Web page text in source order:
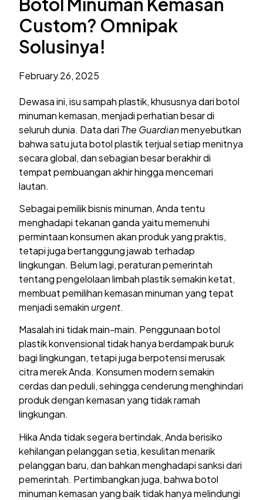
Custom? Omnipak
Solusinya!
February 26, 2025
Dewasa ini, isu sampah plastik, khususnya dari botol
minuman kemasan, menjadi perhatian besar di
seluruh dunia. Data dari The Guardianmenyebutkan
bahwa satu juta botol plastik terjual setiap menitnya
secara global, dan sebagian besar berakhir di
tempat pembuangan akhir hingga mencemari
lautan.
Sebagai pemilik bisnis minuman, Anda tentu
menghadapi tekanan ganda yaitu memenuhi
permintaan konsumen akan produk yang praktis,
tetapi juga bertanggung jawab terhadap
lingkungan. Belum lagi, peraturan pemerintah
tentang pengelolaan limbah plastik semakin ketat,
membuat pemilihan kemasan minuman yang tepat
menjadi semakin urgent.
Masalah ini tidak main-main. Penggunaan botol
plastik konvensional tidak hanya berdampak buruk
bagi lingkungan, tetapi juga berpotensi merusak
citra merek Anda. Konsumen modern semakin
cerdas dan peduli, sehingga cenderung menghindari
produk dengan kemasan yang tidak ramah
lingkungan.
Hika Anda tidak segera bertindak, Anda berisiko
kehilangan pelanggan setia, kesulitan menarik
pelanggan baru, dan bahkan menghadapi sanksi dari
pemerintah. Pertimbangkan juga, bahwa botol
minuman kemasan yang baik tidak hanya melindungi